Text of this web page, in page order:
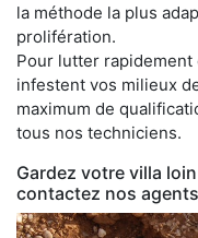
la méthode la plus
prolifération.
Pour lutter
infestent vos milieux
maximum de
tous nos techniciens.
Gardez votre villa
contactez nos